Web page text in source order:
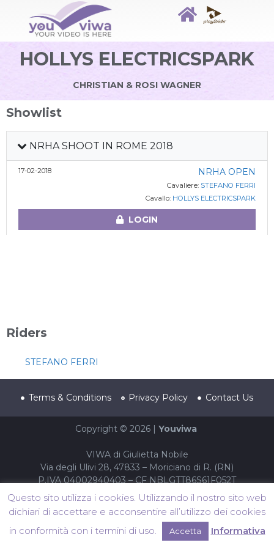
HOLLYS ELECTRICSPARK
CHRISTIAN & ROSI WAGNER
Showlist
NRHA SHOOT IN ROME 2018
17-02-2018 NRHA OPEN
Cavaliere: STEFANO FERRI
Cavallo: HOLLYS ELECTRICSPARK
LOGIN
Riders
STEFANO FERRI
Terms & Conditions Privacy Policy Contact Us
Copyright © 2026 | Youviwa
VIWA di Giulietta Nobile
Via degli Ulivi 28, 47833 – Moriciano di R. (RN)
P.IVA 04002940403 – CF NBLGTT86S61F052T
Questo sito utilizza i cookies. Utilizzando il nostro sito web
dichiari di accettare e acconsentire all’utilizzo dei cookies
in conformità con i termini di uso.
Accetta Informativa